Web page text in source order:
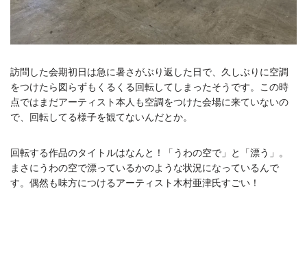
訪問した会期初日は急に暑さがぶり返した日で、久しぶりに空調
をつけたら図らずもくるくる回転してしまったそうです。この時
点ではまだアーティスト本人も空調をつけた会場に来ていないの
で、回転してる様子を観てないんだとか。
回転する作品のタイトルはなんと！「うわの空で」と「漂う」。
まさにうわの空で漂っているかのような状況になっているんで
す。偶然も味方につけるアーティスト木村亜津氏すごい！